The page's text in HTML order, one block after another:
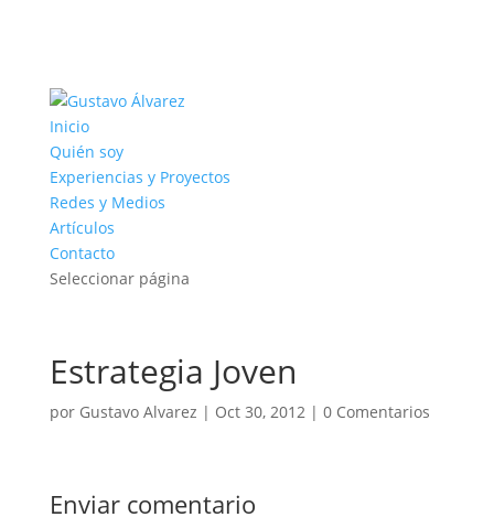
Inicio
Quién soy
Experiencias y Proyectos
Redes y Medios
Artículos
Contacto
Seleccionar página
Estrategia Joven
por Gustavo Alvarez | Oct 30, 2012| 0 Comentarios
Enviar comentario